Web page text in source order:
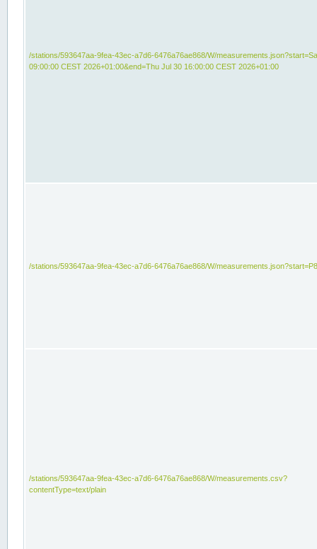
/stations/593647aa-9fea-43ec-a7d6-6476a76ae868/W/
09:00:00 CEST 2026+01:00&end=Thu Jul 30 16:00:00 CEST 2026+01:00
/stations/593647aa-9fea-43ec-a7d6-6476a76ae868/W/
/stations/593647aa-9fea-43ec-a7d6-6476a76ae868/W/measurements.csv?
contentType=text/plain